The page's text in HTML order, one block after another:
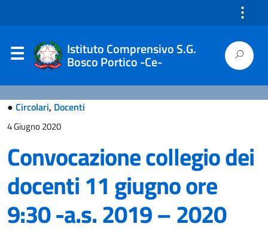
⋮
Istituto Comprensivo S.G.
Bosco Portico -Ce-
● Circolari, Docenti
4 Giugno 2020
Convocazione collegio dei
docenti 11 giugno ore
9:30 -a.s. 2019 – 2020